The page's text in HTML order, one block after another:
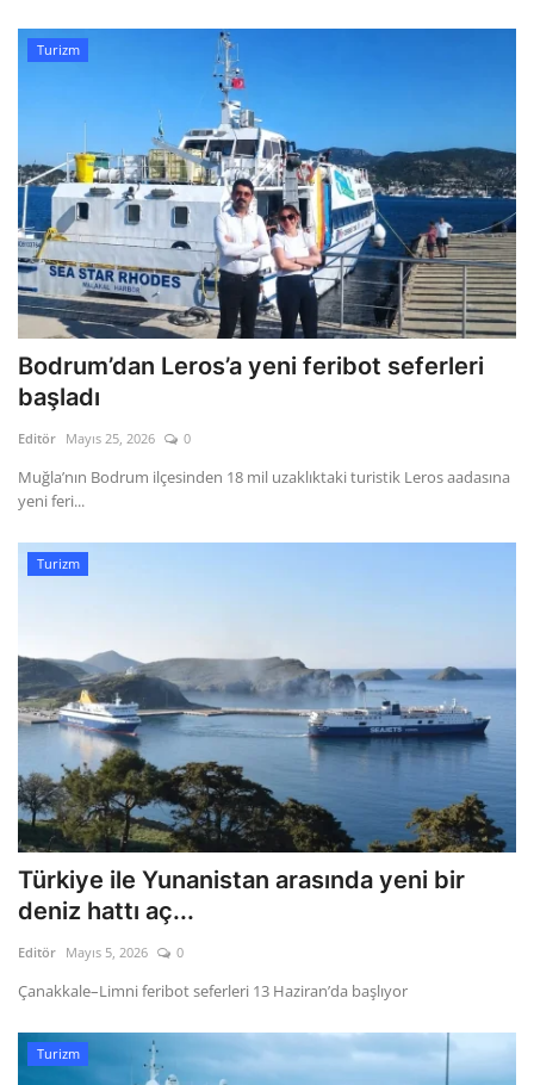
Ekonomi
Dünya
Turizm
Bodrum’dan Leros’a yeni feribot seferleri
başladı
Editör Mayıs 25, 2026 0
Muğla’nın Bodrum ilçesinden 18 mil uzaklıktaki turistik Leros aadasına
yeni feri...
Turizm
Türkiye ile Yunanistan arasında yeni bir
deniz hattı aç...
Editör Mayıs 5, 2026 0
Çanakkale–Limni feribot seferleri 13 Haziran’da başlıyor
Turizm